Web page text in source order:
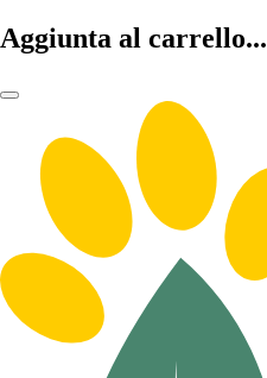
Aggiunta al carrello...